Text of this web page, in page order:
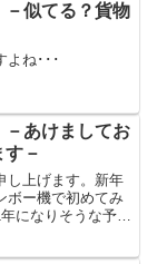
似てる？貨物
よね･･･
あけましてお
－
し上げます。新年
ボー機で初めてみ
になりそうな予感